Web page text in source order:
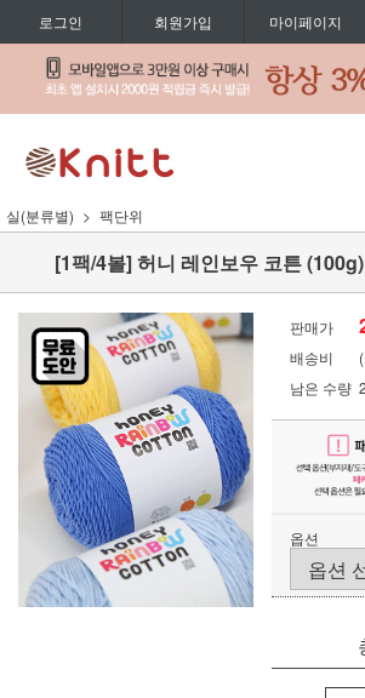
로그인 회원가입 마이페이지
실(분류별) 팩단위
[1팩/4볼] 허니 레인보우 코튼
판매가
배송비
남은 수량
옵션